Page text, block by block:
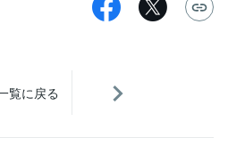
覧に戻る